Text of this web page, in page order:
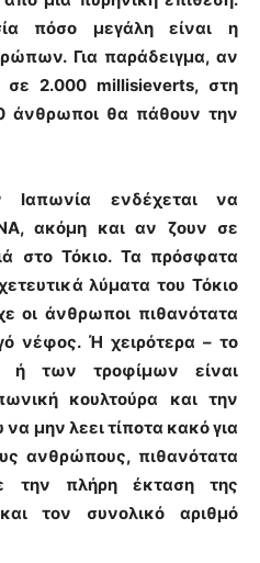
πόσο μεγάλη είναι η
Για παράδειγμα, αν
σε 2.000 millisieverts, στη
άνθρωποι θα πάθουν την
Ιαπωνία ενδέχεται να
ακόμη και αν ζουν σε
στο Τόκιο. Τα πρόσφατα
λύματα του Τόκιο
οι άνθρωποι πιθανότατα
νέφος. Ή χειρότερα – το
ή των τροφίμων είναι
κουλτούρα και την
να μην λεει τίποτα κακό για
ανθρώπους, πιθανότατα
την πλήρη έκταση της
τον συνολικό αριθμό